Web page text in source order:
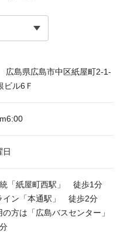
島県広島市中区紙屋町2-1-
ル6Ｆ
日
統「紙屋町西駅」 徒歩1分
イン「本通駅」 徒歩2分
方は「広島バスセンター」